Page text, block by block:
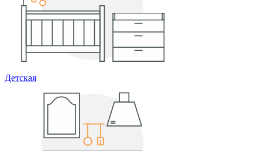
Детская